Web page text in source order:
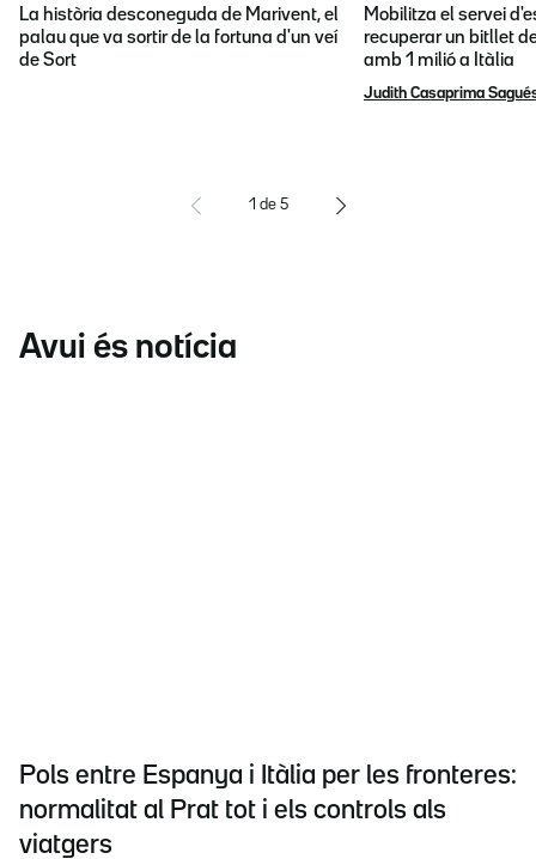
La història desconeguda de Marivent, el
palau que va sortir de la fortuna d'un veí
de Sort
Mobilitza el servei
recuperar un bitllet
amb 1 milió a Itàlia
Judith Casaprima
1 de 5
Avui és notícia
Pols entre Espanya i Itàlia per les fronteres:
normalitat al Prat tot i els controls als
viatgers